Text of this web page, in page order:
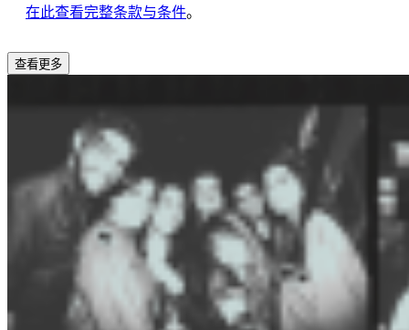
在此查看完整条款与条件。
查看更多